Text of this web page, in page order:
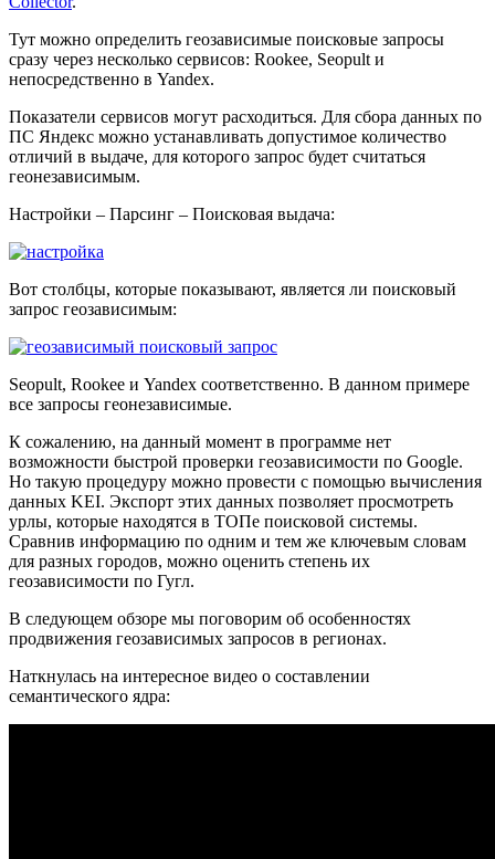
Тут можно определить геозависимые поисковые запросы
сразу через несколько сервисов: Rookee, Seopult и
непосредственно в Yandex.
Показатели сервисов могут расходиться. Для сбора данных по
ПС Яндекс можно устанавливать допустимое количество
отличий в выдаче, для которого запрос будет считаться
геонезависимым.
Настройки – Парсинг – Поисковая выдача:
Вот столбцы, которые показывают, является ли поисковый
запрос геозависимым:
Seopult, Rookee и Yandex соответственно. В данном примере
все запросы геонезависимые.
К сожалению, на данный момент в программе нет
возможности быстрой проверки геозависимости по Google.
Но такую процедуру можно провести с помощью вычисления
данных KEI. Экспорт этих данных позволяет просмотреть
урлы, которые находятся в ТОПе поисковой системы.
Сравнив информацию по одним и тем же ключевым словам
для разных городов, можно оценить степень их
геозависимости по Гугл.
В следующем обзоре мы поговорим об особенностях
продвижения геозависимых запросов в регионах.
Наткнулась на интересное видео о составлении
семантического ядра: